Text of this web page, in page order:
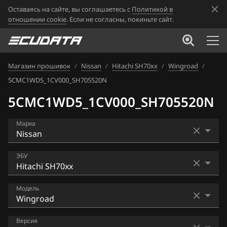
Оставаясь на сайте, вы соглашаетесь с Политикой в
отношении cookie. Если не согласны, покиньте сайт.
Магазин прошивок / Nissan / Hitachi SH70xx / Wingroad /
5CMC1WD5_1CV000_SH705520N
5CMC1WD5_1CV000_SH705520N
Марка
Acura
Alfa Romeo
ATLAS
ЭБУ
Bosch EDC16CP33
Bosch EDC17C84
Модель
AD
Версия